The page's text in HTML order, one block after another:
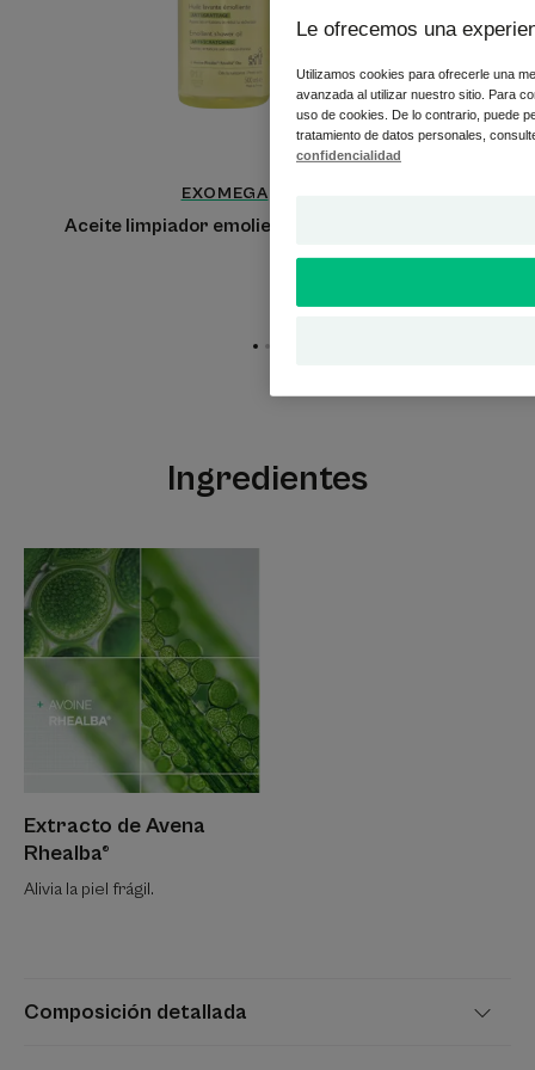
EXOMEGA
Aceite limpiador emoliente antipicor
Ir
elemento
elemento
elemento
Ingredientes
Composición detallada
Extracto de Avena
Rhealba®
Alivia la piel frágil.
Le ofrecemos una
Utilizamos cookies para ofrecerle una
avanzada al utilizar nuestro sitio. Para
uso de cookies. De lo contrario, puede
tratamiento de datos personales,
confidencialidad